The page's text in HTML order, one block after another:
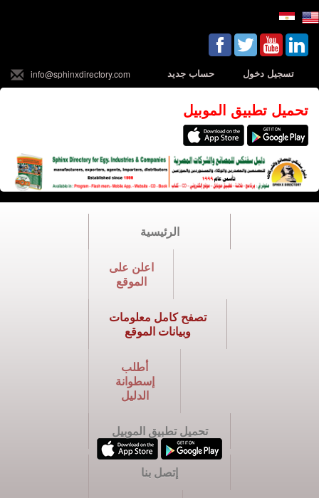
تسجيل دخول حساب جديد info@sphinxdirectory.com
تحميل تطبيق الموبيل
الرئيسية
اعلن على
الموقع
تصفح كامل معلومات
وبيانات الموقع
أطلب
إسطوانة
الدليل
تحميل تطبيق الموبيل
إتصل بنا